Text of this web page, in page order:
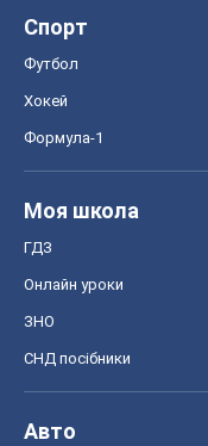
Спорт
Футбол
Хокей
Формула-1
Моя школа
ГДЗ
Онлайн уроки
ЗНО
СНД посібники
Авто